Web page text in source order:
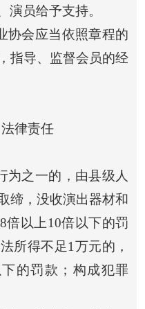
演员给予支持。
协会应当依照章程的
指导、监督会员的经
律责任
之一的，由县级人
缔，没收演出器材和
倍以上10倍以下的罚
所得不足1万元的，
的罚款；构成犯罪